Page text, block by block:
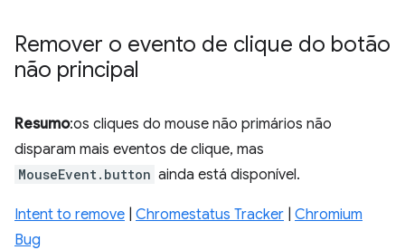
Remover o evento de clique do botão
não principal
Resumo:os cliques do mouse não primários não
disparam mais eventos de clique, mas
MouseEvent.button ainda está disponível.
Intent to remove Chromestatus Tracker Chromium
Bug